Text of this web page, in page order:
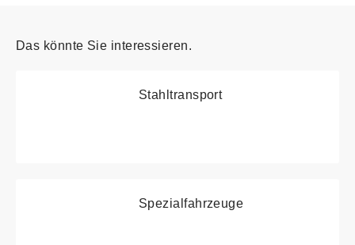
Das könnte Sie interessieren.
Stahltransport
Spezialfahrzeuge